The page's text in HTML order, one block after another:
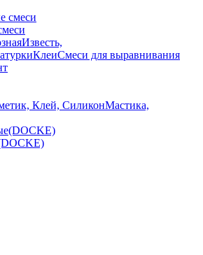
Известь,
КлеиСмеси для выравнивания
Клей, СиликонМастика,